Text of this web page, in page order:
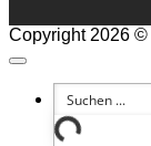
Copyright 2026 ©